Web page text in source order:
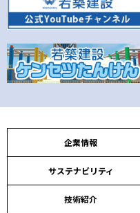
企業情報
サステナビリティ
技術紹介